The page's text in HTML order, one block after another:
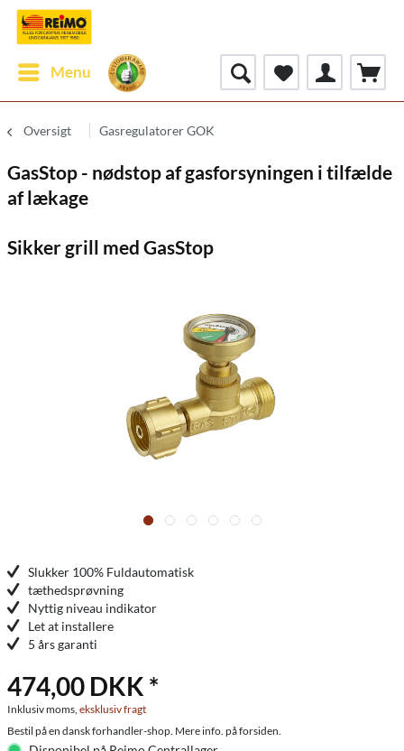
Menu
Oversigt Gasregulatorer GOK
GasStop - nødstop af gasforsyningen i tilfælde
af lækage
Sikker grill med GasStop
Slukker 100% Fuldautomatisk
tæthedsprøvning
Nyttig niveau indikator
Let at installere
5 års garanti
474,00 DKK *
Inklusiv moms, eksklusiv fragt
Bestil på en dansk forhandler-shop. Mere info. på forsiden.